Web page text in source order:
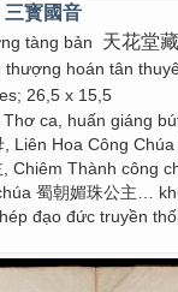
三寳國音
tàng bản 天花堂
thượng hoán tân
26,5 x 15,5
Thơ ca, huấn giáng
Liên Hoa Công
Chiêm Thành công
蜀朝媚珠公主…
đạo đức truyền